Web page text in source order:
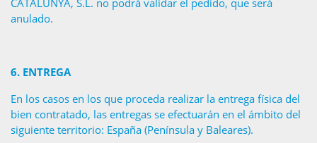
CATALUNYA, S.L. no podrá validar el pedido, que será
anulado.
6. ENTREGA
En los casos en los que proceda realizar la entrega física del
bien contratado, las entregas se efectuarán en el ámbito del
siguiente territorio: España (Península y Baleares).